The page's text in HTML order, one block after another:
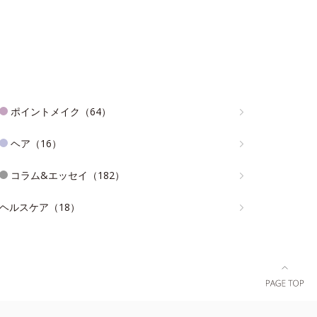
ポイントメイク（64）
ヘア（16）
コラム&エッセイ（182）
ルスケア（18）